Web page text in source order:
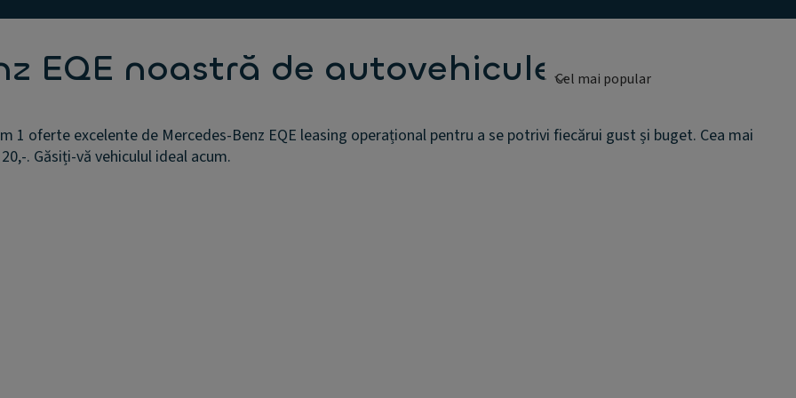
EQE noastră de autovehicule
1 oferte excelente de Mercedes-Benz EQE leasing operațional pentru a se potrivi fiecărui gust și buget. Cea mai
. Găsiți-vă vehiculul ideal acum.